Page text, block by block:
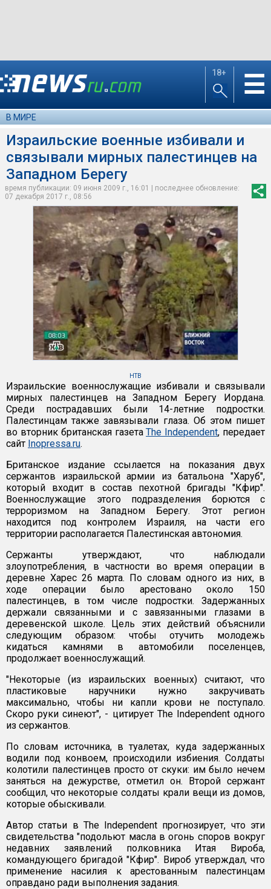
18+ ☰
В МИРЕ
Израильские военные избивали и
связывали мирных палестинцев на
Западном Берегу
время публикации: 09 июня 2009 г., 16:01 | последнее обновление:
07 декабря 2017 г., 08:56
НТВ
Израильские военнослужащие избивали и связывали
мирных палестинцев на Западном Берегу Иордана.
Среди пострадавших были 14-летние подростки.
Палестинцам также завязывали глаза. Об этом пишет
во вторник британская газетаThe Independent, передает
сайт Inopressa.ru.
Британское издание ссылается на показания двух
сержантов израильской армии из батальона "Харуб",
который входит в состав пехотной бригады "Кфир".
Военнослужащие этого подразделения борются с
терроризмом на Западном Берегу. Этот регион
находится под контролем Израиля, на части его
территории располагается Палестинская автономия.
Сержанты утверждают, что наблюдали
злоупотребления, в частности во время операции в
деревне Харес 26 марта. По словам одного из них, в
ходе операции было арестовано около 150
палестинцев, в том числе подростки. Задержанных
держали связанными и с завязанными глазами в
деревенской школе. Цель этих действий объяснили
следующим образом: чтобы отучить молодежь
кидаться камнями в автомобили поселенцев,
продолжает военнослужащий.
"Некоторые (из израильских военных) считают, что
пластиковые наручники нужно закручивать
максимально, чтобы ни капли крови не поступало.
Скоро руки синеют", - цитирует The Independent одного
из сержантов.
По словам источника, в туалетах, куда задержанных
водили под конвоем, происходили избиения. Солдаты
колотили палестинцев просто от скуки: им было нечем
заняться на дежурстве, отметил он. Второй сержант
сообщил, что некоторые солдаты крали вещи из домов,
которые обыскивали.
Автор статьи в The Independent прогнозирует, что эти
свидетельства "подольют масла в огонь споров вокруг
недавних заявлений полковника Итая Вироба,
командующего бригадой "Кфир". Вироб утверждал, что
применение насилия к арестованным палестинцам
оправдано ради выполнения задания.